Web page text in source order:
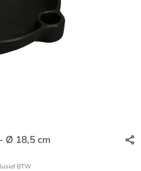
Ø 18,5 cm
BTW